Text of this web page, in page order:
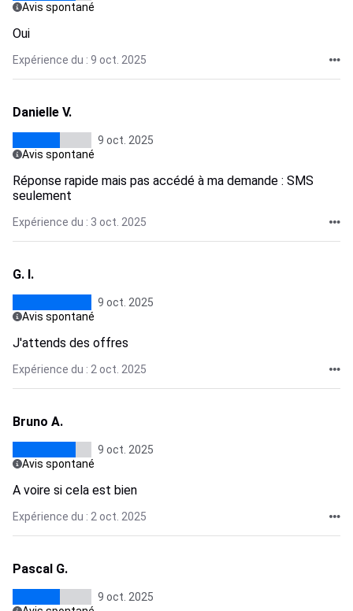
Avis spontané
Oui
Expérience du : 9 oct. 2025
Danielle V.
9 oct. 2025
Avis spontané
Réponse rapide mais pas accédé à ma demande : SMS
seulement
Expérience du : 3 oct. 2025
G. I.
9 oct. 2025
Avis spontané
J'attends des offres
Expérience du : 2 oct. 2025
Bruno A.
9 oct. 2025
Avis spontané
A voire si cela est bien
Expérience du : 2 oct. 2025
Pascal G.
9 oct. 2025